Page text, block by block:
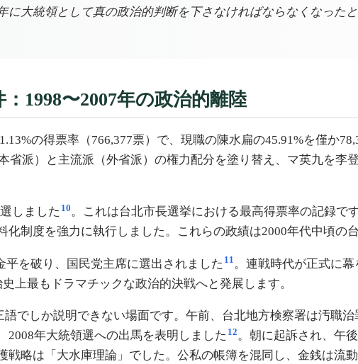
に大統領として真の政治的判断を下さなければならなくなった
1998〜2007年の政治的離陸
の得票率（766,377票）で、現職の陳水扁の45.91%を僅か
省派）と主流派（外省派）の権力配分を塗り替え、マ英九を李
しました 10。これは台北市長選挙における最高得票率の記録で
制度を強力に執行しました。これらの政績は2000年代中頃の
平を破り、国民党主席に選出されました 11 。連戦時代が正式に
上最もドラマチックな政治的決戦へと発展します。
でしか説明できない場面です。午前、台北地方検察署は汚職
年大統領選への出馬を表明しました 12。朝に起訴され、午
戦略は「大水庫理論」でした。公私の帳簿を混同し、金銭は流